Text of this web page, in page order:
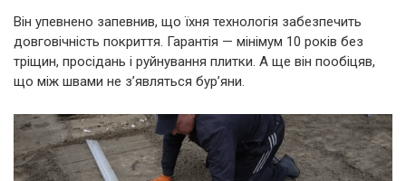
Він упевнено запевнив, що їхня технологія забезпечить
довговічність покриття. Гарантія — мінімум 10 років без
тріщин, просідань і руйнування плитки. А ще він пообіцяв,
що між швами не з’являться бур’яни.